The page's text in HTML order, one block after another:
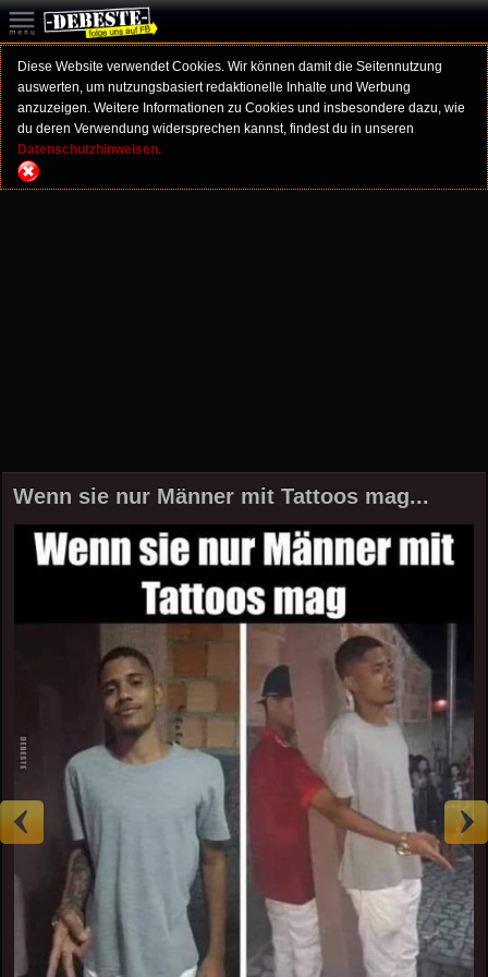
Diese Website verwendet Cookies. Wir können damit die Seitennutzung
auswerten, um nutzungsbasiert redaktionelle Inhalte und Werbung
anzuzeigen. Weitere Informationen zu Cookies und insbesondere dazu, wie
du deren Verwendung widersprechen kannst, findest du in unseren
Datenschutzhinweisen.
Wenn sie nur Männer mit Tattoos mag...